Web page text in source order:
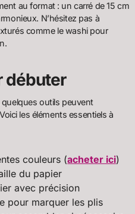
au format : un carré de 15 cm
N’hésitez pas à
comme le washi pour
débuter
outils peuvent
les éléments essentiels à
couleurs (acheter ici)
du papier
avec précision
pour marquer les plis